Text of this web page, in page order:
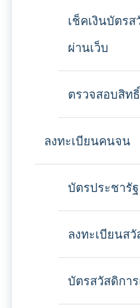
เช็คเงินบัตร
ผ่านเว็บ
ตรวจสอบสิท
ลงทะเบียนคนจน
บัตรประชารัฐ
ลงทะเบียนส
บัตรสวัสดิกา